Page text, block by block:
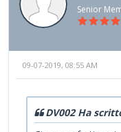
Senior
09-07-2019, 08:55 AM
DV002 Ha